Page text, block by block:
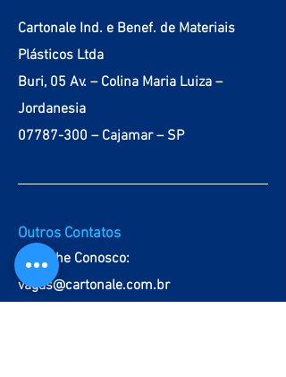
Cartonale Ind. e Benef. de Materiais
Plásticos Ltda
Buri, 05 Av. – Colina Maria Luiza –
Jordanesia
07787-300 – Cajamar – SP
Outros Contatos
Trabalhe Conosco:
vagas@cartonale.com.br